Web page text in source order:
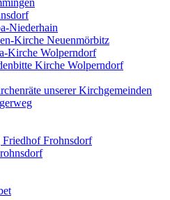
Niederhain
Kirche Neuenmörbitz
Kirche Wolperndorf
Kirche Wolperndorf
unserer Kirchgemeinden
Frohnsdorf